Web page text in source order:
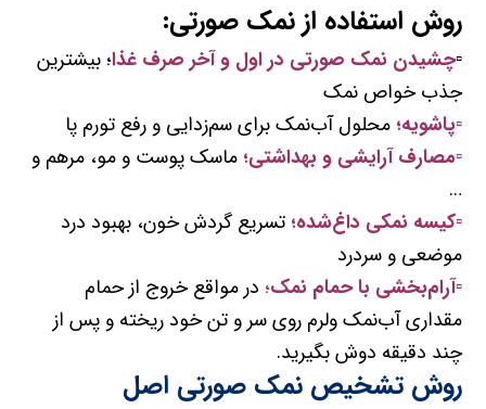
روش استفاده از نمک صورتی:
▫️چشیدن نمک صورتی در اول و آخر صرف غذا؛ بیشترین
جذب خواص نمک
▫️پاشویه؛ محلول آب‌نمک برای سم‌زدایی و رفع تورم پا
▫️مصارف آرایشی و بهداشتی؛ ماسک پوست و مو، مرهم و
…
▫️کیسه نمکی داغ‌شده؛ تسریع گردش خون، بهبود درد
موضعی و سردرد
▫️آرام‌بخشی با حمام نمک؛ در مواقع خروج از حمام
مقداری آب‌نمک ولرم روی سر و تن خود ریخته و پس از
چند دقیقه دوش بگیرید.
روش تشخیص نمک صورتی اصل